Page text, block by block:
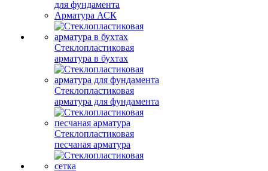
для фундамента
Арматура АСК
Стеклопластиковая
арматура в бухтах
Стеклопластиковая
арматура для фундамента
Стеклопластиковая
песчаная арматура